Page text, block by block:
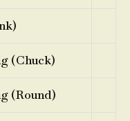
(Chuck)
(Round)